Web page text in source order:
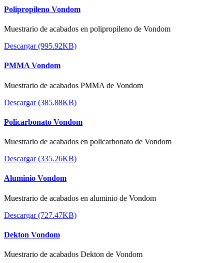
Polipropileno Vondom
Muestrario de acabados en polipropileno de Vondom
Descargar (995.92KB)
PMMA Vondom
Muestrario de acabados PMMA de Vondom
Descargar (385.88KB)
Policarbonato Vondom
Muestrario de acabados en policarbonato de Vondom
Descargar (335.26KB)
Aluminio Vondom
Muestrario de acabados en aluminio de Vondom
Descargar (727.47KB)
Dekton Vondom
Muestrario de acabados Dekton de Vondom